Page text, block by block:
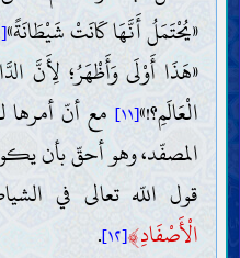
«يُحْتَمَلُ أَنَّهَا كَانَتْ شَيْطَانَةً»[١٠]
«هَذَا أَوْلَى وَأَظْهَرُ؛ لِأَنَّ
الْعَالَمِ؟!»[١١] مع أنّ
المصفّد، وهو أحقّ بأن
قول اللّه تعالى في
الْأَصْفَادِ﴾[١٢] .